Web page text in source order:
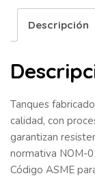
Descripción
Tanques
calidad, con
garantizan
normativa NOM-
Código ASME